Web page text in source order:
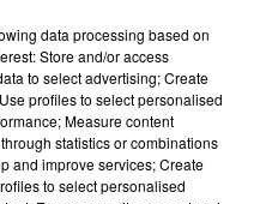
data processing based on
Store and/or access
to select advertising; Create
profiles to select personalised
Measure content
statistics or combinations
and improve services; Create
to select personalised